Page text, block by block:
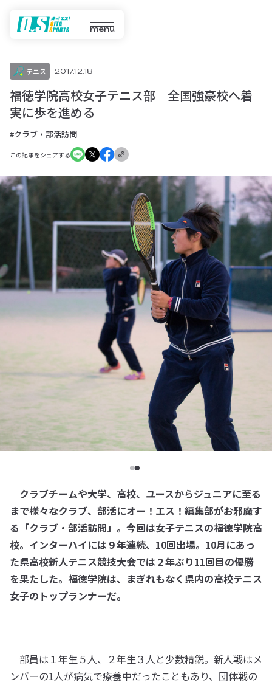
menu
テニス 2017.12.18
福徳学院高校女子テニス部 全国強豪校へ着
実に歩を進める
#クラブ・部活訪問
この記事をシェアする
クラブチームや大学、高校、ユースからジュニアに至る
まで様々なクラブ、部活にオー！エス！編集部がお邪魔す
る「クラブ・部活訪問」。今回は女子テニスの福徳学院高
校。インターハイには９年連続、10回出場。10月にあっ
た県高校新人テニス競技大会では２年ぶり11回目の優勝
を果たした。福徳学院は、まぎれもなく県内の高校テニス
女子のトップランナーだ。
部員は１年生５人、２年生３人と少数精鋭。新人戦はメ
ンバーの1人が病気で療養中だったこともあり、団体戦の